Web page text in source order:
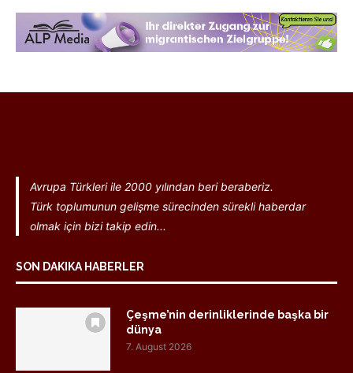
Avrupa Türkleri ile 2000 yılından beri beraberiz.
Türk toplumunun gelişme sürecinden sürekli haberdar
olmak için bizi takip edin...
SON DAKIKA HABERLER
Çeşme’nin derinliklerinde başka bir
dünya
7. August 2026